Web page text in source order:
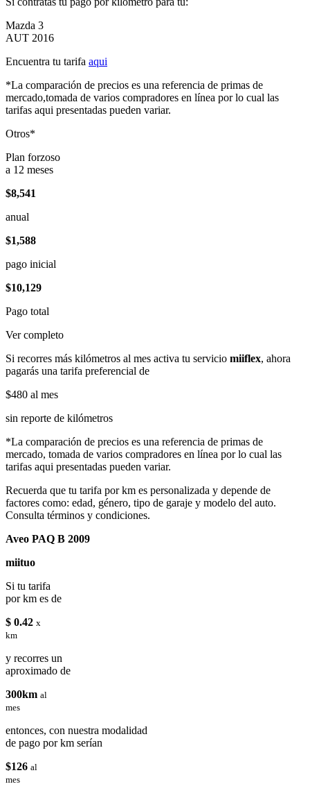
Mazda 3
AUT 2016
Encuentra tu tarifa aqui
*La comparación de precios es una referencia de primas de
mercado,tomada de varios compradores en línea por lo cual las
tarifas aqui presentadas pueden variar.
Otros*
Plan forzoso
a 12 meses
$8,541
anual
$1,588
pago inicial
$10,129
Pago total
Ver completo
Si recorres más kilómetros al mes activa tu servicio miiflex, ahora
pagarás una tarifa preferencial de
$480 al mes
sin reporte de kilómetros
*La comparación de precios es una referencia de primas de
mercado, tomada de varios compradores en línea por lo cual las
tarifas aqui presentadas pueden variar.
Recuerda que tu tarifa por km es personalizada y depende de
factores como: edad, género, tipo de garaje y modelo del auto.
Consulta términos y condiciones.
Aveo PAQ B 2009
miituo
Si tu tarifa
por km es de
$ 0.42 x
km
y recorres un
aproximado de
300km al
mes
entonces, con nuestra modalidad
de pago por km serían
$126 al
mes